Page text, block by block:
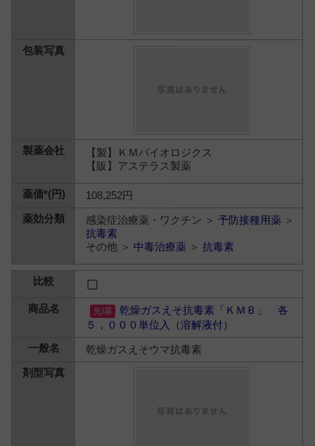
【製】ＫＭバイオロジクス
【販】アステラス製薬
108,252円
感染症治療薬・ワクチン ＞予防接種用薬 ＞
抗毒素
その他 ＞ 中毒治療薬 ＞抗毒素
乾燥ガスえそ抗毒素「ＫＭＢ」 各
５，０００単位入（溶解液付）
乾燥ガスえそウマ抗毒素